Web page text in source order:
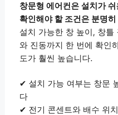
창문형 에어컨은 설치가
확인해야 할 조건은 분명
설치 가능한 창 높이, 창틀
와 진동까지 한 번에 확인
도가 훨씬 높습니다.
✔ 설치 가능 여부는 창문
다
✔ 전기 콘센트와 배수 위